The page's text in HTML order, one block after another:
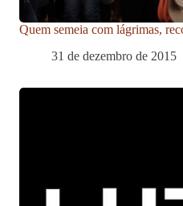
Quem semeia com lágrimas,
31 de dezembro de 2015